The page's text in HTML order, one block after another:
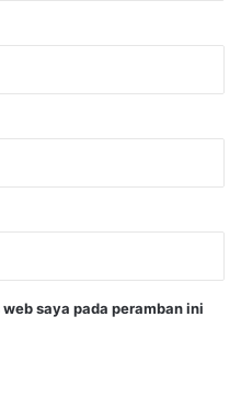
saya pada peramban ini